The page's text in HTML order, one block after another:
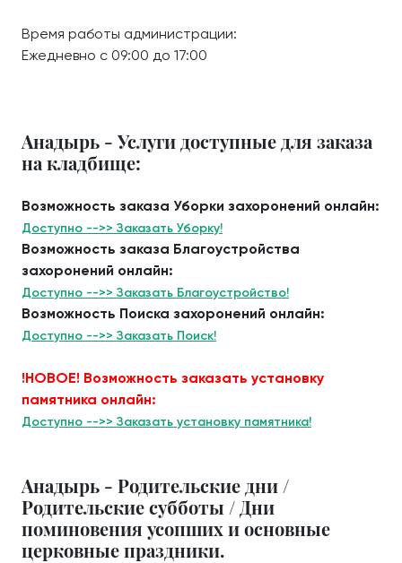
Время работы администрации:
Ежедневно с 09:00 до 17:00
Анадырь - Услуги доступные для заказа
на кладбище:
Возможность заказа Уборки захоронений онлайн:
Доступно -->> Заказать Уборку!
Возможность заказа Благоустройства
захоронений онлайн:
Доступно -->> Заказать Благоустройство!
Возможность Поиска захоронений онлайн:
Доступно -->> Заказать Поиск!
!НОВОЕ! Возможность заказать установку
памятника онлайн:
Доступно -->> Заказать установку памятника!
Анадырь - Родительские дни /
Родительские субботы / Дни
поминовения усопших и основные
церковные праздники.